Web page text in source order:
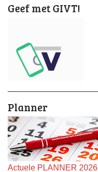
Geef met GIVT!
Planner
Actuele PLANNER 2026